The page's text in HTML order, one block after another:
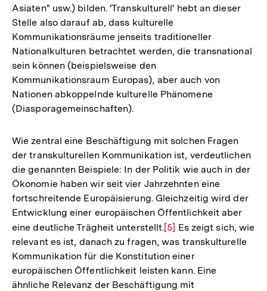
Asiaten" usw.) bilden. 'Transkulturell' hebt an dieser
Stelle also darauf ab, dass kulturelle
Kommunikationsräume jenseits traditioneller
Nationalkulturen betrachtet werden, die transnational
sein können (beispielsweise den
Kommunikationsraum Europas), aber auch von
Nationen abkoppelnde kulturelle Phänomene
(Diasporagemeinschaften).
Wie zentral eine Beschäftigung mit solchen Fragen
der transkulturellen Kommunikation ist, verdeutlichen
die genannten Beispiele: In der Politik wie auch in der
Ökonomie haben wir seit vier Jahrzehnten eine
fortschreitende Europäisierung. Gleichzeitig wird der
Entwicklung einer europäischen Öffentlichkeit aber
eine deutliche Trägheit unterstellt.Zur
Auflösung
der
Fußnote
[5] Es zeigt sich, wie
relevant es ist, danach zu fragen, was transkulturelle
Kommunikation für die Konstitution einer
europäischen Öffentlichkeit leisten kann. Eine
ähnliche Relevanz der Beschäftigung mit